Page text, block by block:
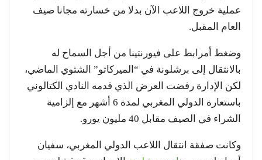
عملية خروج اللاعب الآن بدلا من خسارته مجانا صيف
العام المقبل.
وضغط أمرابط على فيورنتينا من أجل السماح له
بالانتقال إلى برشلونة في “الميركاتو” الشتوي الماضي،
لكن الإدارة رفضت العرض الذي قدمه النادي الكتالوني
باستعارة الدولي المغربي لمدة 6 أشهر مع إلزامية
الشراء في الصيف مقابل 40 مليون يورو.
وكانت صفقة انتقال اللاعب الدولي المغربي، سفيان